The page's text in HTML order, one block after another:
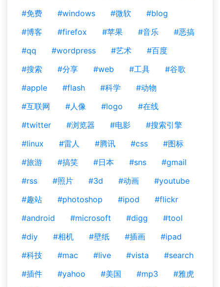
#免费
#windows #微软
#blog
#博客
#firefox #苹果 #音乐
#恶搞
#qq
#wordpress #艺术
#百度
#搜索
#分享 #web #工具
#谷歌
#apple
#flash #科学
#动物
#互联网
#人像 #logo
#在线
#twitter
#浏览器 #电影
#搜索引擎
#linux
#雷人 #腾讯 #css
#图标
#旅游
#搞笑 #日本 #sns
#gmail
#rss
#照片 #3d #动画
#youtube
#趣站
#photoshop #ipod
#flickr
#android
#microsoft #digg
#tool
#diy
#相机 #壁纸 #插画
#ipad
#科技
#mac #live #vista
#search
#插件
#yahoo #美国 #mp3
#雅虎